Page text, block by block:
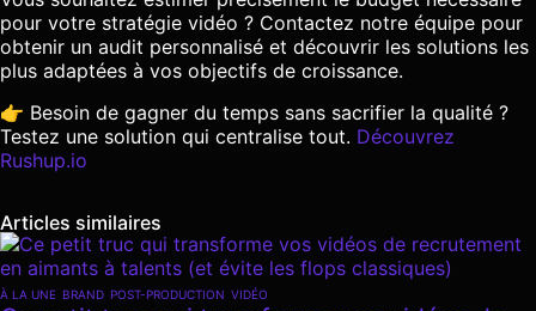
pour votre stratégie vidéo ? Contactez notre équipe pour
obtenir un audit personnalisé et découvrir les solutions les
plus adaptées à vos objectifs de croissance.
👉 Besoin de gagner du temps sans sacrifier la qualité ?
Testez une solution qui centralise tout. Découvrez
Rushup.io
Articles similaires
À LA UNE BRAND POST-PRODUCTION VIDÉO